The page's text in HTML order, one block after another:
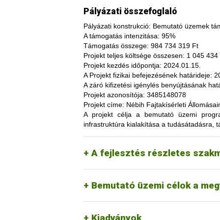
Pályázati összefoglaló
Pályázati konstrukció: Bemutató üzemek
A támogatás intenzitása: 95%
Támogatás összege: 984 734 319 Ft
Projekt teljes költsége összesen: 1 045 434
Projekt kezdés időpontja: 2024.01.15.
A Projekt fizikai befejezésének határideje:
A záró kifizetési igénylés benyújtásának
Projekt azonosítója: 3485148078
Projekt címe: Nébih Fajtakísérleti
A projekt céljaa bemutató üzemi
infrastruktúra kialakítása a tudásátadásra,
A fejlesztés részletes
A fajtakísérleti és fajtakitermesztési
termesztés bizonytalanságából adódó
képesség. A fajtakísérlet során
megszerzési lehetőség, amelynek
túl, az aktuális termelési eljárások és
(fajtákat), környezetvédelmi
kibocsátást, valamint eredményesen
Bemutató üzemi célok a
Tordas
kertészeti (zöldség,
Pölöske
kertészeti (gyümölcs)